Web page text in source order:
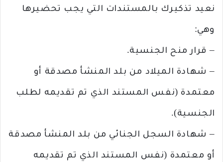
نعيد تذكيرك بالمستندات التي يجب تحضيرها
وهي:
– قرار منح الجنسية.
– شهادة الميلاد من بلد المنشأ مصدقة أو
معتمدة (نفس المستند الذي تم تقديمه لطلب
الجنسية).
– شهادة السجل الجنائي من بلد المنشأ مصدقة
أو معتمدة (نفس المستند الذي تم تقديمه